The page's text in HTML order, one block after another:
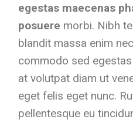
egestas maecenas
posuere morbi. Nibh
blandit massa enim
commodo sed
at volutpat diam ut
eget felis eget nunc.
pellentesque eu